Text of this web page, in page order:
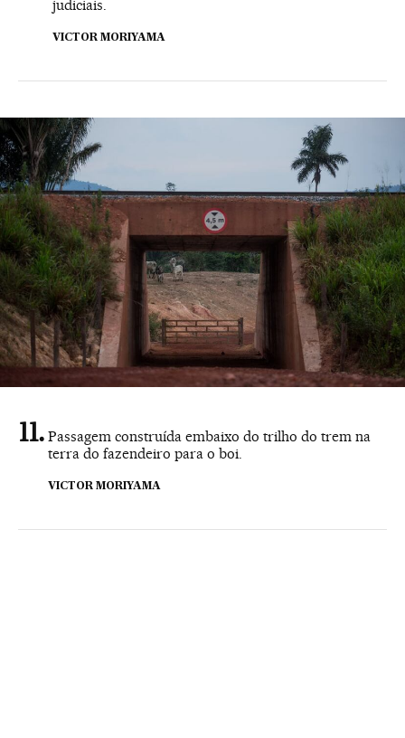
judiciais.
VICTOR MORIYAMA
Passagem construída embaixo do trilho do trem na
terra do fazendeiro para o boi.
VICTOR MORIYAMA